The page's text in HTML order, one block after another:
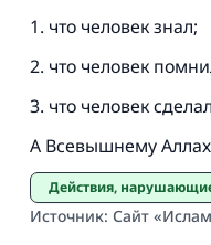
1. что человек знал;
2. что человек
3. что человек
А Всевышнему
Действия,
Источник: Сайт